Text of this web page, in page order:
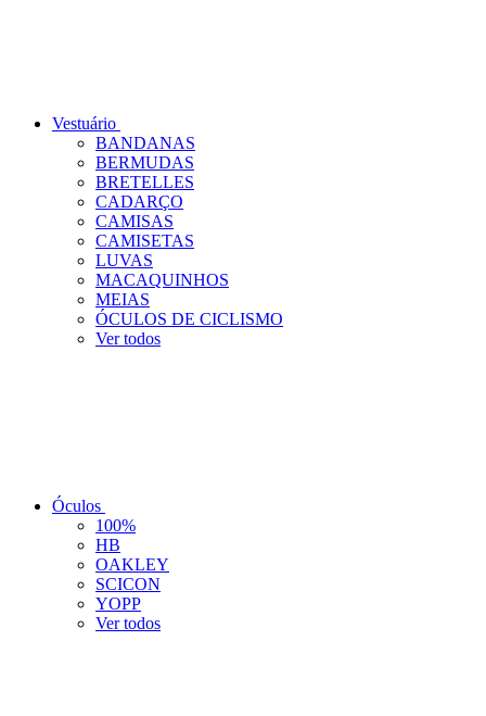
Vestuário
BANDANAS
BERMUDAS
BRETELLES
CADARÇO
CAMISAS
CAMISETAS
LUVAS
MACAQUINHOS
MEIAS
ÓCULOS DE CICLISMO
Ver todos
Óculos
100%
HB
OAKLEY
SCICON
YOPP
Ver todos